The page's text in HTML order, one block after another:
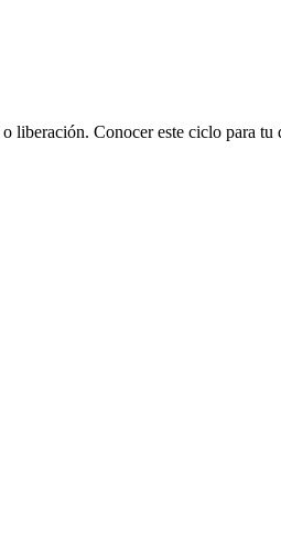
liberación. Conocer este ciclo para